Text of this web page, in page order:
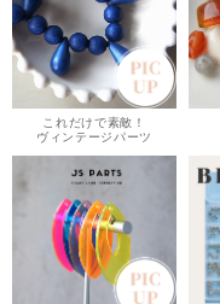
これだけで素敵！
ヴィンテージパーツ